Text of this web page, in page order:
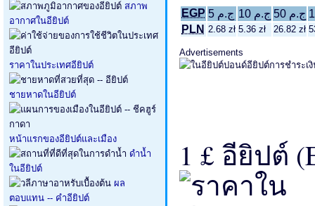
สภาพ
อากาศในอียิปต์
ราคาในประเทศอียิปต์
ชายหาดในอียิปต์
หน้าแรกของอียิปต์และเมือง
ดำน้ำ
ในอียิปต์
ผล
ตอบแทน -- คำอียิปต์
EGP ج.م 5 ج.م 10
ج.م 50
PLN 2.68 zł 5.36 zł 26.82 zł
Advertisements
1 £ อียิปต์